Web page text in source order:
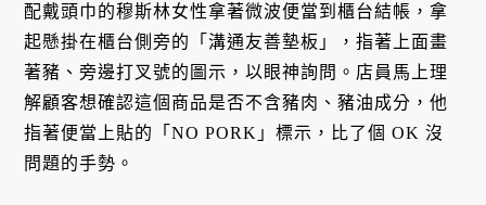
配戴頭巾的穆斯林女性拿著微波便當到櫃台結帳，拿
起懸掛在櫃台側旁的「溝通友善墊板」，指著上面畫
著豬、旁邊打叉號的圖示，以眼神詢問。店員馬上理
解顧客想確認這個商品是否不含豬肉、豬油成分，他
指著便當上貼的「NO PORK」標示，比了個 OK 沒
問題的手勢。